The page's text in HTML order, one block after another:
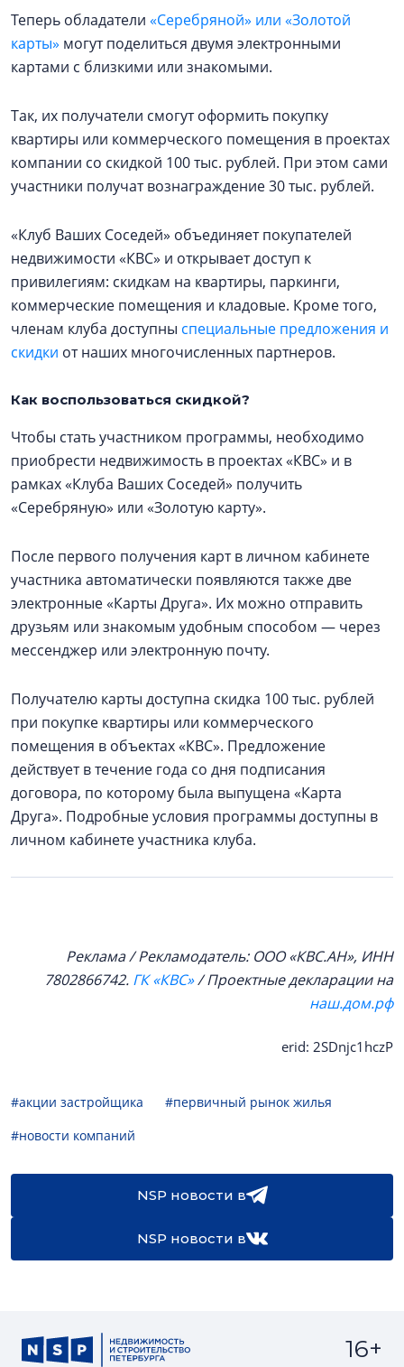
Теперь обладатели «Серебряной» или «Золотой
карты» могут поделиться двумя электронными
картами с близкими или знакомыми.
Так, их получатели смогут оформить покупку
квартиры или коммерческого помещения в проектах
компании со скидкой 100 тыс. рублей. При этом сами
участники получат вознаграждение 30 тыс. рублей.
«Клуб Ваших Соседей» объединяет покупателей
недвижимости «КВС» и открывает доступ к
привилегиям: скидкам на квартиры, паркинги,
коммерческие помещения и кладовые. Кроме того,
членам клуба доступны специальные предложения и
скидки от наших многочисленных партнеров.
Как воспользоваться скидкой?
Чтобы стать участником программы, необходимо
приобрести недвижимость в проектах «КВС» и в
рамках «Клуба Ваших Соседей» получить
«Серебряную» или «Золотую карту».
После первого получения карт в личном кабинете
участника автоматически появляются также две
электронные «Карты Друга». Их можно отправить
друзьям или знакомым удобным способом — через
мессенджер или электронную почту.
Получателю карты доступна скидка 100 тыс. рублей
при покупке квартиры или коммерческого
помещения в объектах «КВС». Предложение
действует в течение года со дня подписания
договора, по которому была выпущена «Карта
Друга». Подробные условия программы доступны в
личном кабинете участника клуба.
Реклама / Рекламодатель: ООО «КВС.АН», ИНН
7802866742. ГК «КВС»/ Проектные декларации на
наш.дом.рф
erid: 2SDnjc1hczP
#акции застройщика
#первичный рынок жилья
#новости компаний
NSP новости в
NSP новости в
16+